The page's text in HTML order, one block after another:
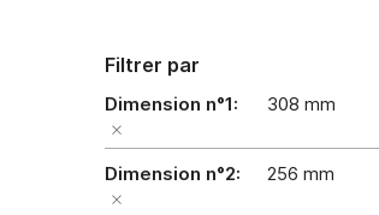
Filtrer par
Dimension n°1 308 mm
Dimension n°2 256 mm